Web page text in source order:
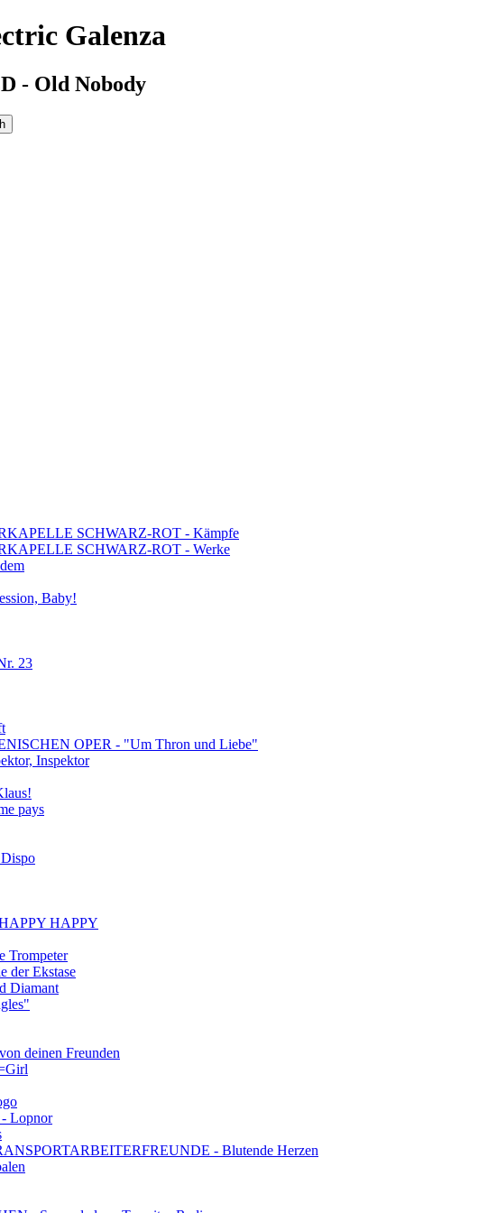
Galenza
- Old Nobody
SCHWARZ-ROT - Kämpfe
SCHWARZ-ROT - Werke
Baby!
23
OPER - "Um Thron und Liebe"
Inspektor
pays
HAPPY
Trompeter
der Ekstase
Diamant
deinen Freunden
Lopnor
- Blutende Herzen